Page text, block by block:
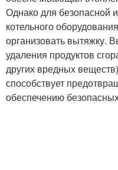
Однако для безопасной
котельного
организовать вытяжку.
удаления продуктов
других вредных
способствует
обеспечению